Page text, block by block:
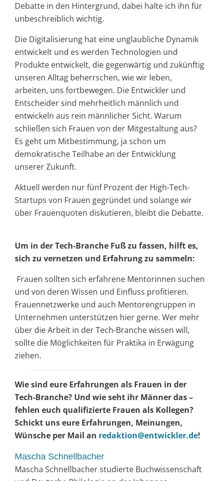
Debatte in den Hintergrund, dabei halte ich ihn für
unbeschreiblich wichtig.
Die Digitalisierung hat eine unglaubliche Dynamik
entwickelt und es werden Technologien und
Produkte entwickelt, die gegenwärtig und zukünftig
unseren Alltag beherrschen, wie wir leben,
arbeiten, uns fortbewegen. Die Entwickler und
Entscheider sind mehrheitlich männlich und
entwickeln aus rein männlicher Sicht. Warum
schließen sich Frauen von der Mitgestaltung aus?
Es geht um Mitbestimmung, ja schon um
demokratische Teilhabe an der Entwicklung
unserer Zukunft.
Aktuell werden nur fünf Prozent der High-Tech-
Startups von Frauen gegründet und solange wir
über Frauenquoten diskutieren, bleibt die Debatte.
Um in der Tech-Branche Fuß zu fassen, hilft es,
sich zu vernetzen und Erfahrung zu sammeln:
Frauen sollten sich erfahrene Mentorinnen suchen
und von deren Wissen und Einfluss profitieren.
Frauennetzwerke und auch Mentorengruppen in
Unternehmen unterstützen hier gerne. Wer mehr
über die Arbeit in der Tech-Branche wissen will,
sollte die Möglichkeiten für Praktika in Erwägung
ziehen.
Wie sind eure Erfahrungen als Frauen in der
Tech-Branche? Und wie seht ihr Männer das –
fehlen euch qualifizierte Frauen als Kollegen?
Schickt uns eure Erfahrungen, Meinungen,
Wünsche per Mail an redaktion@entwickler.de!
Mascha Schnellbacher
Mascha Schnellbacher studierte Buchwissenschaft